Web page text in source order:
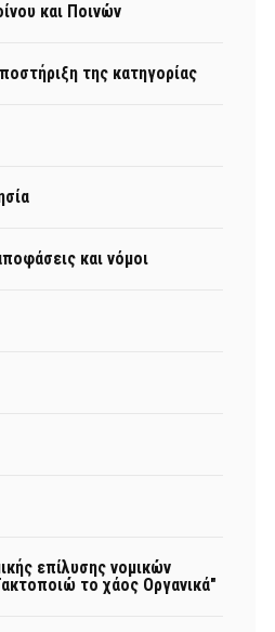
και Ποινών
της κατηγορίας
και νόμοι
επίλυσης νομικών
το χάος Οργανικά"